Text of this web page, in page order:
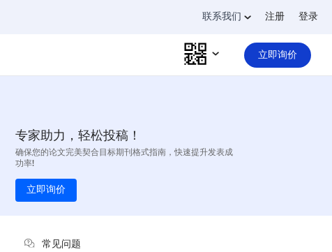
联系我们 注册 登录
立即询价
专家助力，轻松投稿！
确保您的论文完美契合目标期刊格式指南，快速提升发表成
功率!
立即询价
常见问题